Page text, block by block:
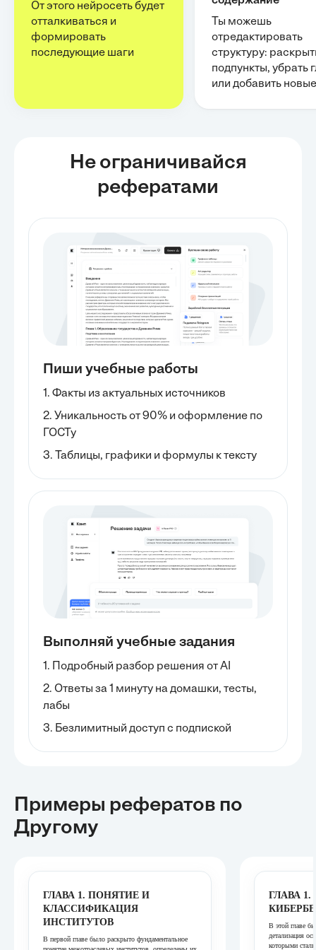
От этого нейросеть будет
отталкиваться и
формировать
последующие шаги
Ты можешь
отредактировать
структуру:
подпункты, убрать
или добавить новые
Не ограничивайся
рефератами
Пиши учебные работы
1. Факты из актуальных источников
2. Уникальность от 90% и оформление по
ГОСТу
3. Таблицы, графики и формулы к тексту
Выполняй учебные задания
1. Подробный разбор решения от AI
2. Ответы за 1 минуту на домашки, тесты,
лабы
3. Безлимитный доступ с подпиской
Примеры рефератов по
Другому
ГЛАВА 1. ПОНЯТИЕ И
КЛАССИФИКАЦИЯ
ИНСТИТУТОВ
В первой главе было раскрыто фундаментальное
ГЛАВА
В этой главе
детализация
которыми